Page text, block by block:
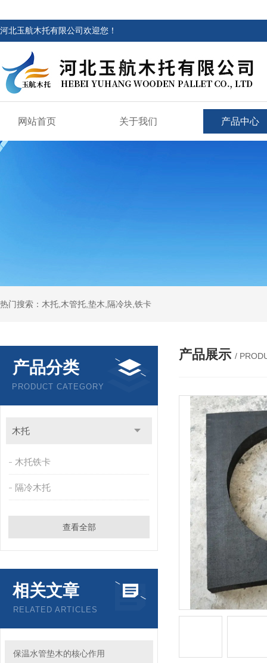
河北玉航木托有限公司欢迎您！
网站首页 关于我们 产品中心
热门搜索：木托,木管托,垫木,隔冷块,铁卡
产品分类
PRODUCT CATEGORY
木托
木托铁卡
隔冷木托
查看全部
相关文章
RELATED ARTICLES
保温水管垫木的核心作用
产品展示 /